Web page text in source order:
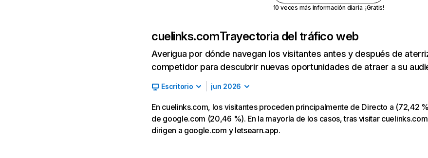
10 veces más información diaria. ¡Gratis!
cuelinks.comTrayectoria del tráfico web
Averigua por dónde navegan los visitantes antes y después de
competidor para descubrir nuevas oportunidades de atraer a su
Escritorio jun 2026
En cuelinks.com, los visitantes proceden principalmente de Directo a (72,42
de google.com (20,46 %). En la mayoría de los casos, tras visitar
dirigen a google.com y letsearn.app.